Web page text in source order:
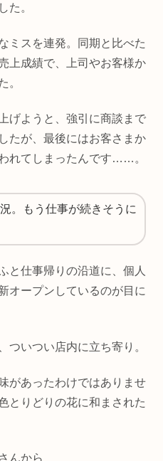
た。
ミスを連発。同期と比べた
上成績で、上司やお客様か
。
げようと、強引に商談まで
たが、最後にはお客さまか
れてしまったんです……。
。もう仕事が続きそうに
と仕事帰りの沿道に、個人
オープンしているのが目に
ついつい店内に立ち寄り。
があったわけではありませ
とりどりの花に和まされた
んから